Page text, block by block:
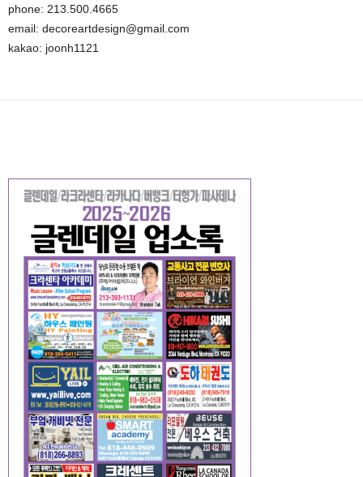
phone: 213.500.4665
email: decoreartdesign@gmail.com
kakao: joonh1121